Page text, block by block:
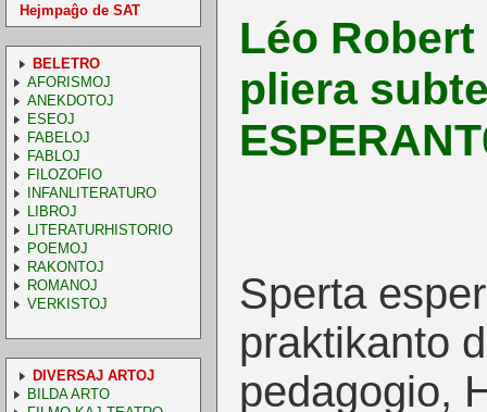
Hejmpaĝo de SAT
BELETRO
AFORISMOJ
ANEKDOTOJ
ESEOJ
FABELOJ
FABLOJ
FILOZOFIO
INFANLITERATURO
LIBROJ
LITERATURHISTORIO
POEMOJ
RAKONTOJ
ROMANOJ
VERKISTOJ
DIVERSAJ ARTOJ
BILDA ARTO
Léo
pliera
Sperta
praktikanto
pedagogio,